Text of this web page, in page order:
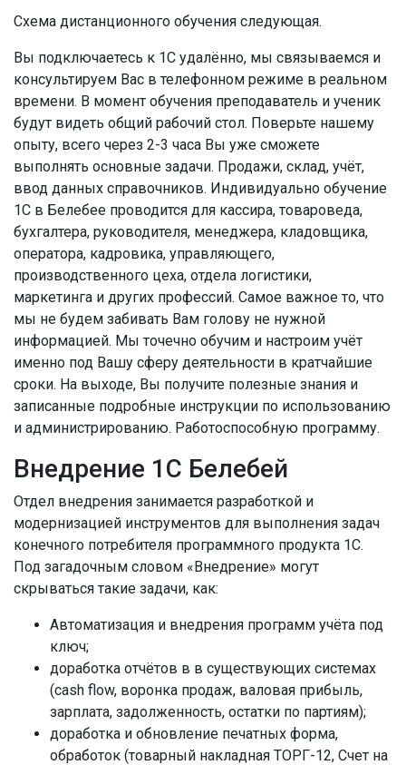
Схема дистанционного обучения следующая.
Вы подключаетесь к 1С удалённо, мы связываемся и
консультируем Вас в телефонном режиме в реальном
времени. В момент обучения преподаватель и ученик
будут видеть общий рабочий стол. Поверьте нашему
опыту, всего через 2-3 часа Вы уже сможете
выполнять основные задачи. Продажи, склад, учёт,
ввод данных справочников. Индивидуально обучение
1С в Белебее проводится для кассира, товароведа,
бухгалтера, руководителя, менеджера, кладовщика,
оператора, кадровика, управляющего,
производственного цеха, отдела логистики,
маркетинга и других профессий. Самое важное то, что
мы не будем забивать Вам голову не нужной
информацией. Мы точечно обучим и настроим учёт
именно под Вашу сферу деятельности в кратчайшие
сроки. На выходе, Вы получите полезные знания и
записанные подробные инструкции по использованию
и администрированию. Работоспособную программу.
Внедрение 1С Белебей
Отдел внедрения занимается разработкой и
модернизацией инструментов для выполнения задач
конечного потребителя программного продукта 1С.
Под загадочным словом «Внедрение» могут
скрываться такие задачи, как:
Автоматизация и внедрения программ учёта под
ключ;
доработка отчётов в в существующих системах
(cash flow, воронка продаж, валовая прибыль,
зарплата, задолженность, остатки по партиям);
доработка и обновление печатных форма,
обработок (товарный накладная ТОРГ-12, Счет на